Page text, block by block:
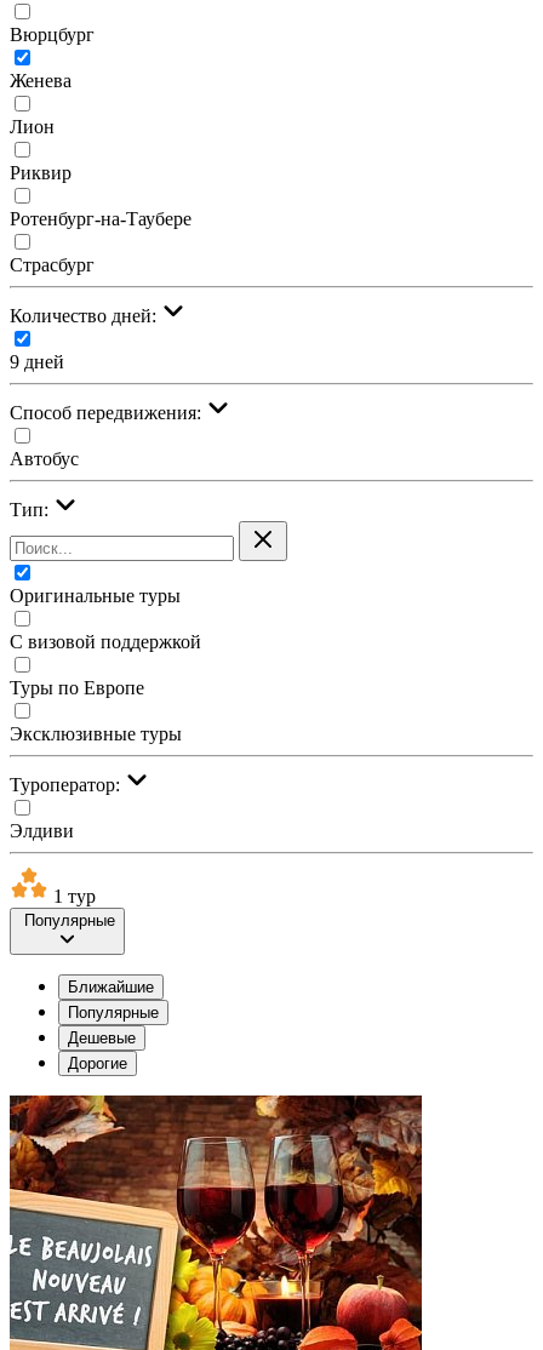
Вюрцбург
Женева
Лион
Риквир
Ротенбург-на-Таубере
Страсбург
Количество дней:
9 дней
Cпособ передвижения:
Автобус
Тип:
Оригинальные туры
С визовой поддержкой
Туры по Европе
Эксклюзивные туры
Туроператор:
Элдиви
1 тур
Популярные
Ближайшие
Популярные
Дешевые
Дорогие